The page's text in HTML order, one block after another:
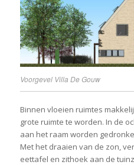
Voorgevel Villa De Gouw
Binnen vloeien ruimtes
grote ruimte te worden. In de
aan het raam worden
Met het draaien van de zon,
eettafel en zithoek aan de